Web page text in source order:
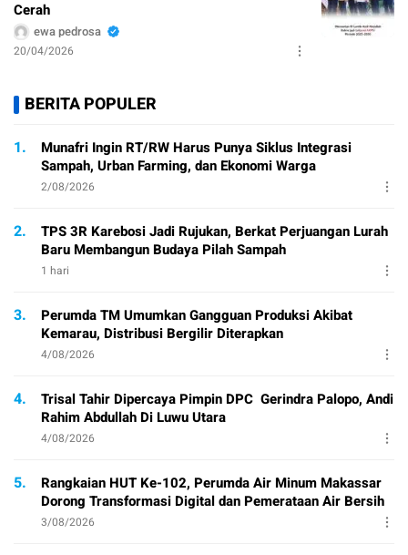
Cerah
ewa pedrosa
20/04/2026
BERITA POPULER
1.
Munafri Ingin RT/RW Harus Punya Siklus Integrasi
Sampah, Urban Farming, dan Ekonomi Warga
2/08/2026
2.
TPS 3R Karebosi Jadi Rujukan, Berkat Perjuangan Lurah
Baru Membangun Budaya Pilah Sampah
1 hari
3.
Perumda TM Umumkan Gangguan Produksi Akibat
Kemarau, Distribusi Bergilir Diterapkan
4/08/2026
4.
Trisal Tahir Dipercaya Pimpin DPC Gerindra Palopo, Andi
Rahim Abdullah Di Luwu Utara
4/08/2026
5.
Rangkaian HUT Ke-102, Perumda Air Minum Makassar
Dorong Transformasi Digital dan Pemerataan Air Bersih
3/08/2026